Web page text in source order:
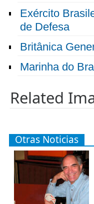
Exército
de Defesa
Britânica
Marinha do
Related
Otras Noticias